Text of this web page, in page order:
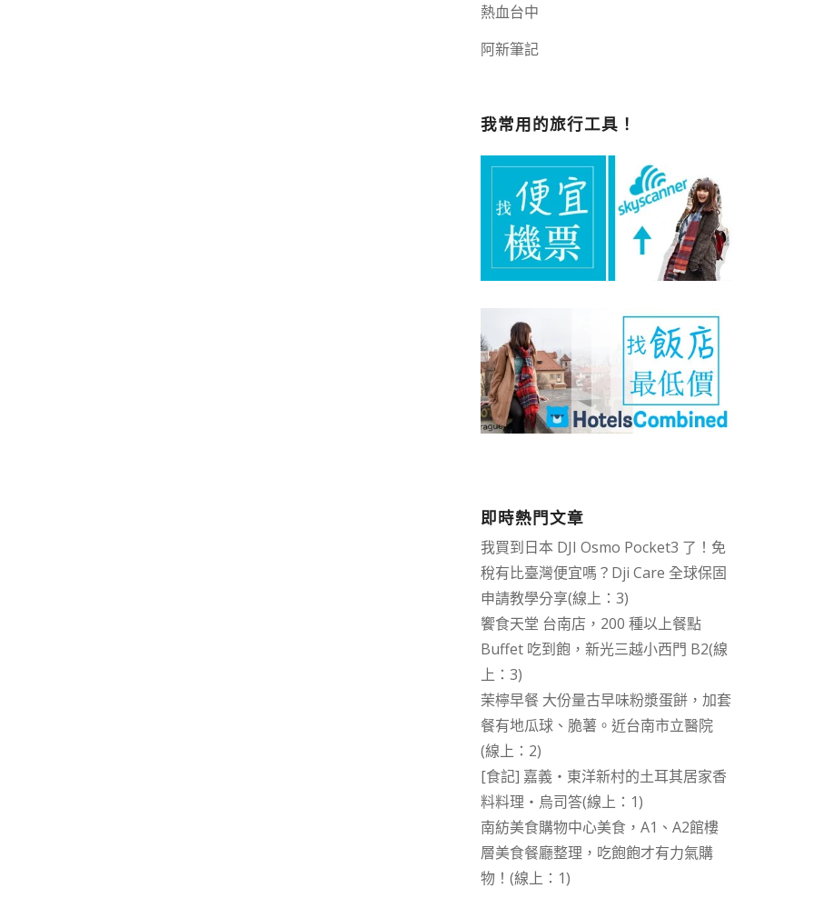
熱血台中
阿新筆記嘉義+1 | 嘉義加一
我常用的旅行工具！
即時熱門文章
我買到日本 DJI Osmo Pocket3 了！免
稅有比臺灣便宜嗎？Dji Care 全球保固
申請教學分享(線上：3)
饗食天堂 台南店，200 種以上餐點
Buffet 吃到飽，新光三越小西門 B2(線
上：3)
茉檸早餐 大份量古早味粉漿蛋餅，加套
餐有地瓜球、脆薯。近台南市立醫院
(線上：2)
[食記] 嘉義‧東洋新村的土耳其居家香
料料理‧烏司答(線上：1)
南紡美食購物中心美食，A1、A2館樓
層美食餐廳整理，吃飽飽才有力氣購
物！(線上：1)